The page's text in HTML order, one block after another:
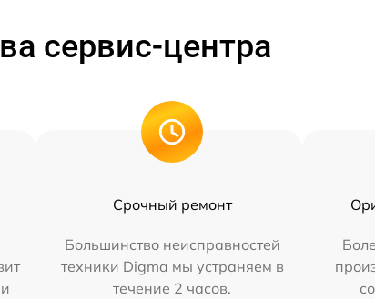
сервис-центра
Срочный ремонт
Большинство неисправностей
техники Digma мы устраняем в
течение 2 часов.